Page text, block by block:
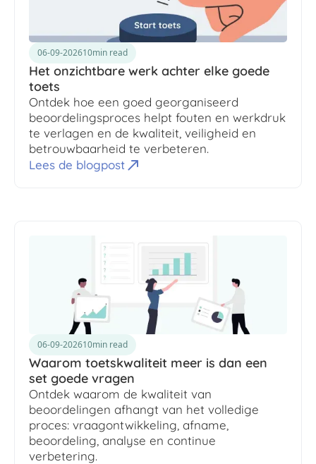
06-09-202610min read
Het onzichtbare werk achter elke goede
toets
Ontdek hoe een goed georganiseerd
beoordelingsproces helpt fouten en werkdruk
te verlagen en de kwaliteit, veiligheid en
betrouwbaarheid te verbeteren.
Lees de blogpost
06-09-202610min read
Waarom toetskwaliteit meer is dan een
set goede vragen
Ontdek waarom de kwaliteit van
beoordelingen afhangt van het volledige
proces: vraagontwikkeling, afname,
beoordeling, analyse en continue
verbetering.